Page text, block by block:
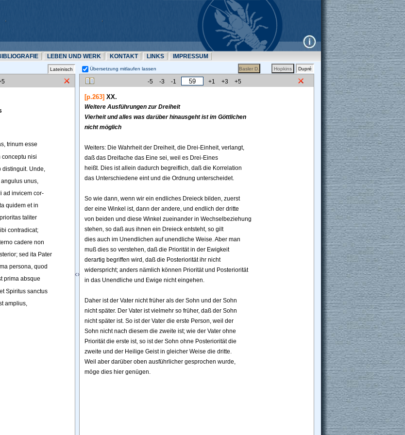
LEBEN UND WERK KONTAKT LINKS IMPRESSUM
Übersetzung mitlaufen lassen
, trinum esse
conceptu nisi
distinguit. Unde,
angulus unus,
ad invicem cor-
quidem et in
prioritas taliter
contradicat;
cadere non
; sed ita Pater
persona, quod
prima absque
et Spiritus sanctus
amplius,
-5 -3 -1 +1 +3 +5
[p.263] XX.
Weitere Ausführungen zur Dreiheit
Vierheit und alles was darüber hinausgeht ist im Göttlichen
nicht möglich
Weiters: Die Wahrheit der Dreiheit, die Drei-Einheit, verlangt,
daß das Dreifache das Eine sei, weil es Drei-Eines
heißt. Dies ist allein dadurch begreiflich, daß die Korrelation
das Unterschiedene eint und die Ordnung unterscheidet.
So wie dann, wenn wir ein endliches Dreieck bilden, zuerst
der eine Winkel ist, dann der andere, und endlich der dritte
von beiden und diese Winkel zueinander in Wechselbeziehung
stehen, so daß aus ihnen ein Dreieck entsteht, so gilt
dies auch im Unendlichen auf unendliche Weise. Aber man
muß dies so verstehen, daß die Priorität in der Ewigkeit
derartig begriffen wird, daß die Posteriorität ihr nicht
widerspricht; anders nämlich können Priorität und Posteriorität
in das Unendliche und Ewige nicht eingehen.
Daher ist der Vater nicht früher als der Sohn und der Sohn
nicht später. Der Vater ist vielmehr so früher, daß der Sohn
nicht später ist. So ist der Vater die erste Person, weil der
Sohn nicht nach diesem die zweite ist; wie der Vater ohne
Priorität die erste ist, so ist der Sohn ohne Posteriorität die
zweite und der Heilige Geist in gleicher Weise die dritte.
Weil aber darüber oben ausführlicher gesprochen wurde,
möge dies hier genügen.